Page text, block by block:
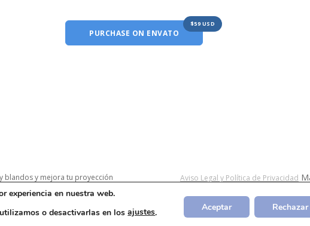
PURCHASE ON ENVATO
$59 USD
blandos y mejora tu proyección Aviso Legal y Política de Privacidad
experiencia en nuestra web.
o desactivarlas en losajustes. Aceptar Rechazar